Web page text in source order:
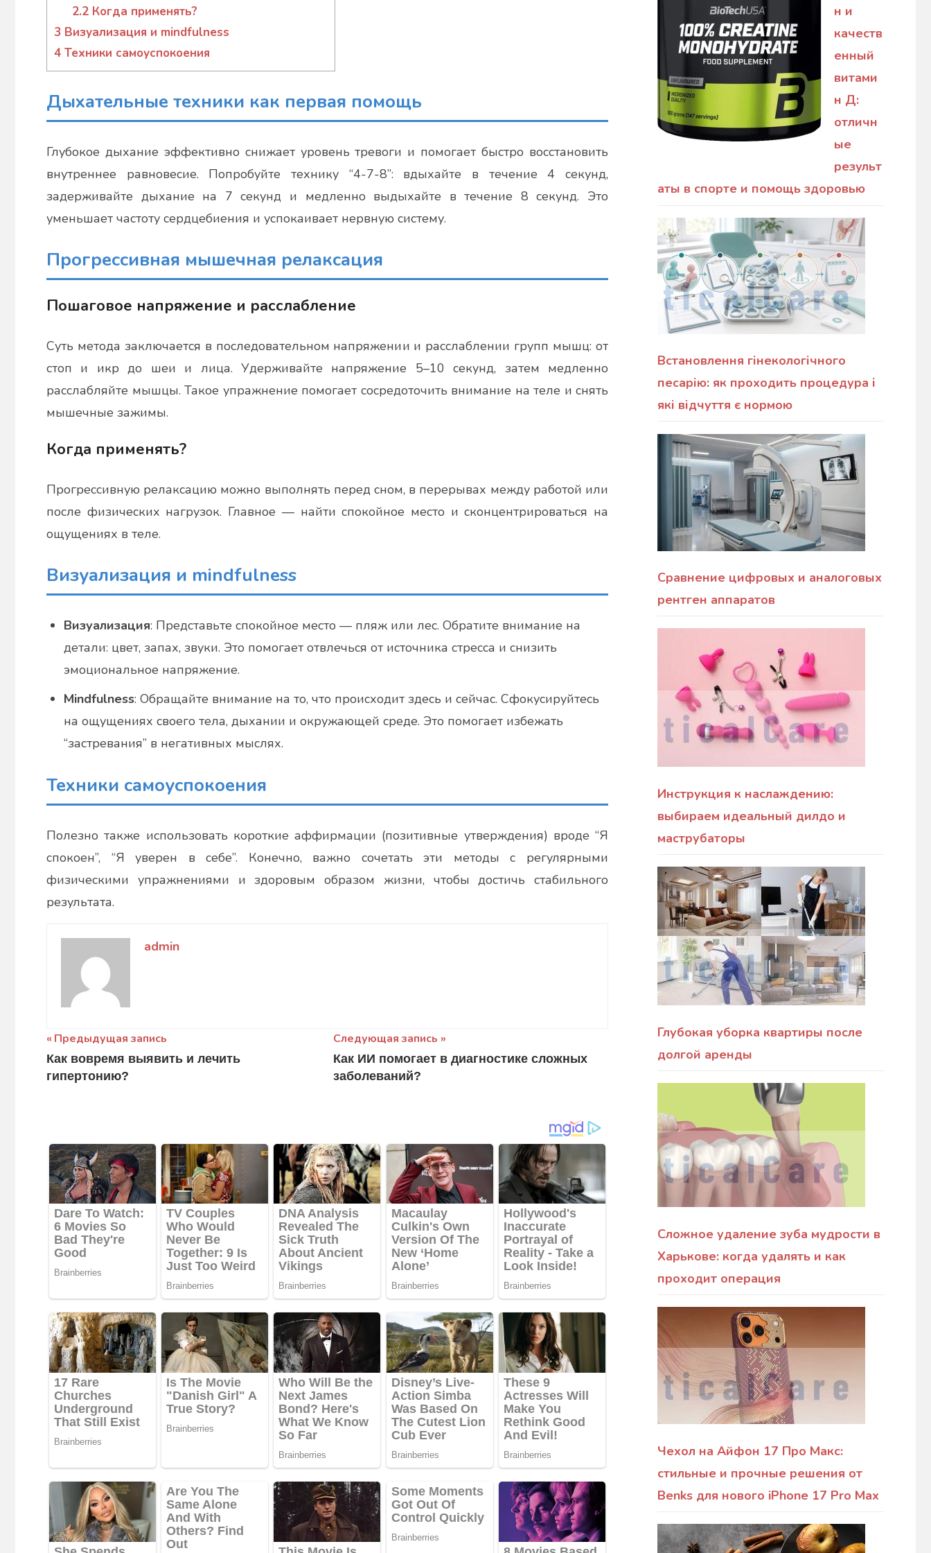
2.2Когда применять?
3 Визуализация и mindfulness
4 Техники самоуспокоения
Дыхательные техники как первая помощь
Глубокое дыхание эффективно снижает уровень тревоги и помогает быстро восстановить
внутреннее равновесие. Попробуйте технику “4-7-8”: вдыхайте в течение 4 секунд,
задерживайте дыхание на 7 секунд и медленно выдыхайте в течение 8 секунд. Это
уменьшает частоту сердцебиения и успокаивает нервную систему.
Прогрессивная мышечная релаксация
Пошаговое напряжение и расслабление
Суть метода заключается в последовательном напряжении и расслаблении групп мышц: от
стоп и икр до шеи и лица. Удерживайте напряжение 5–10 секунд, затем медленно
расслабляйте мышцы. Такое упражнение помогает сосредоточить внимание на теле и снять
мышечные зажимы.
Когда применять?
Прогрессивную релаксацию можно выполнять перед сном, в перерывах между работой или
после физических нагрузок. Главное — найти спокойное место и сконцентрироваться на
ощущениях в теле.
Визуализация и mindfulness
Визуализация: Представьте спокойное место — пляж или лес. Обратите внимание на
детали: цвет, запах, звуки. Это помогает отвлечься от источника стресса и снизить
эмоциональное напряжение.
Mindfulness: Обращайте внимание на то, что происходит здесь и сейчас. Сфокусируйтесь
на ощущениях своего тела, дыхании и окружающей среде. Это помогает избежать
“застревания” в негативных мыслях.
Техники самоуспокоения
Полезно также использовать короткие аффирмации (позитивные утверждения) вроде “Я
спокоен”, “Я уверен в себе”. Конечно, важно сочетать эти методы с регулярными
физическими упражнениями и здоровым образом жизни, чтобы достичь стабильного
результата.
admin
Навигация
по
записям
Предыдущая запись
Как вовремя выявить и лечить
гипертонию?
Следующая запись
Как ИИ помогает в диагностике сложных
заболеваний?
н и
качеств
енный
витами
н Д:
отличн
ые
результ
аты в спорте и помощь здоровью
Встановлення гінекологічного
песарію: як проходить процедура і
які відчуття є нормою
Сравнение цифровых и аналоговых
рентген аппаратов
Инструкция к наслаждению:
выбираем идеальный дилдо и
маструбаторы
Глубокая уборка квартиры после
долгой аренды
Сложное удаление зуба мудрости в
Харькове: когда удалять и как
проходит операция
Чехол на Айфон 17 Про Макс:
стильные и прочные решения от
Benks для нового iPhone 17 Pro Max